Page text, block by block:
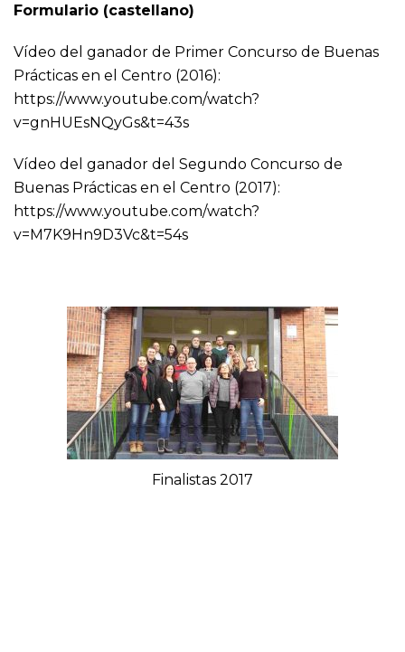
Formulario (castellano)
Vídeo del ganador de Primer Concurso de Buenas
Prácticas en el Centro (2016):
https://www.youtube.com/watch?
v=gnHUEsNQyGs&t=43s
Vídeo del ganador del Segundo Concurso de
Buenas Prácticas en el Centro (2017):
https://www.youtube.com/watch?
v=M7K9Hn9D3Vc&t=54s
Finalistas 2017